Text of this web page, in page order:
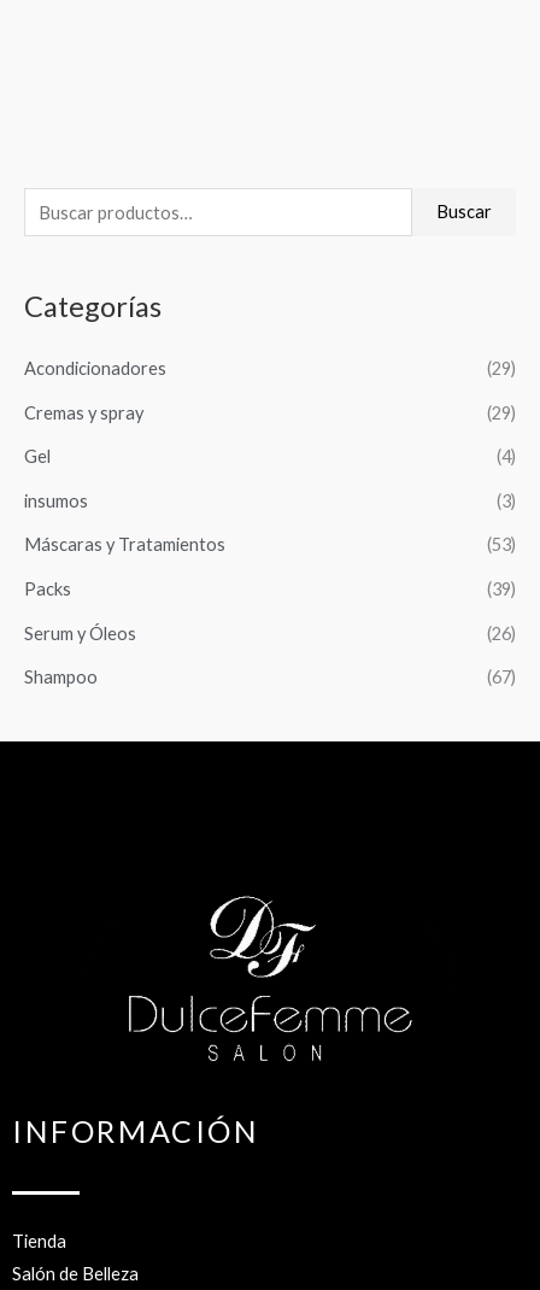
u
c
r
p
o
Buscar
Categorías
Acondicionadores (29)
Cremas y spray (29)
Gel (4)
insumos (3)
Máscaras y Tratamientos (53)
Packs (39)
Serum y Óleos (26)
Shampoo (67)
INFORMACIÓN
Tienda
Salón de Belleza